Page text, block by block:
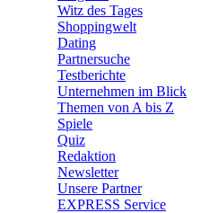
Witz des Tages
Shoppingwelt
Dating
Partnersuche
Testberichte
Unternehmen im Blick
Themen von A bis Z
Spiele
Quiz
Redaktion
Newsletter
Unsere Partner
EXPRESS Service